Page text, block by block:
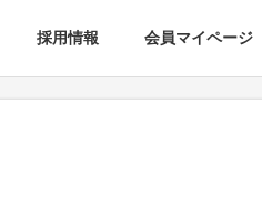
採用情報 会員マイページ